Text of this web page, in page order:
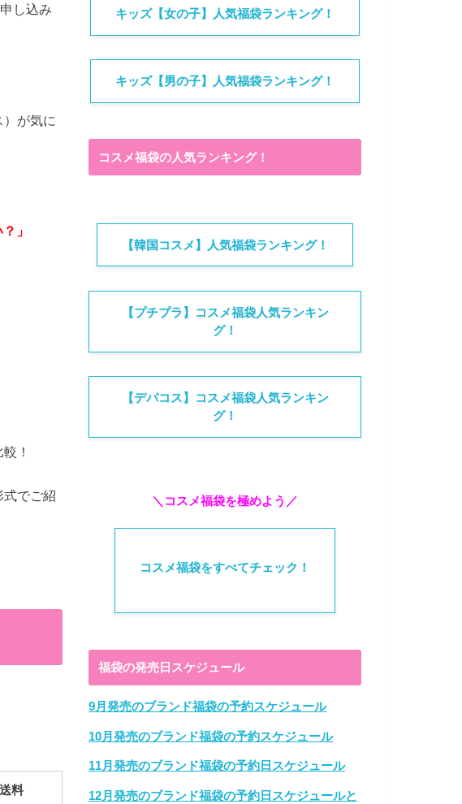
し込み
が気に
」
！
式でご紹
送料
キッズ【女の子】人気福袋ランキング！
キッズ【男の子】人気福袋ランキング！
コスメ福袋の人気ランキング！
【韓国コスメ】人気福袋ランキング！
【プチプラ】コスメ福袋人気ランキン
グ！
【デパコス】コスメ福袋人気ランキン
グ！
＼コスメ福袋を極めよう／
コスメ福袋をすべてチェック！
福袋の発売日スケジュール
9月発売のブランド福袋の予約スケジュール
10月発売のブランド福袋の予約スケジュール
11月発売のブランド福袋の予約日スケジュール
12月発売のブランド福袋の予約日スケジュールと